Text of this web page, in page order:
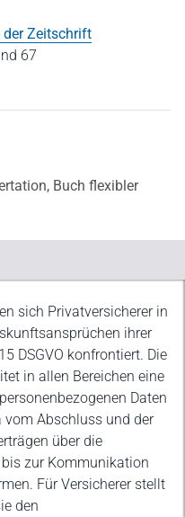
Zeitschrift
67
Buch flexibler
sich Privatversicherer in
ihrer
DSGVO konfrontiert. Die
in allen Bereichen eine
Daten
vom Abschluss und der
über die
zur Kommunikation
Für Versicherer stellt
den